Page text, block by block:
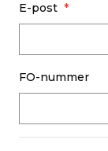
E-post
FO-nummer